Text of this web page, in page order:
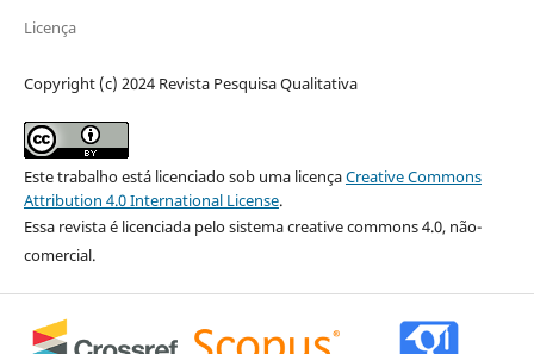
Licença
Copyright (c) 2024 Revista Pesquisa Qualitativa
Este trabalho está licenciado sob uma licençaCreative Commons
Attribution 4.0 International License.
Essa revista é licenciada pelo sistema creative commons 4.0, não-
comercial.